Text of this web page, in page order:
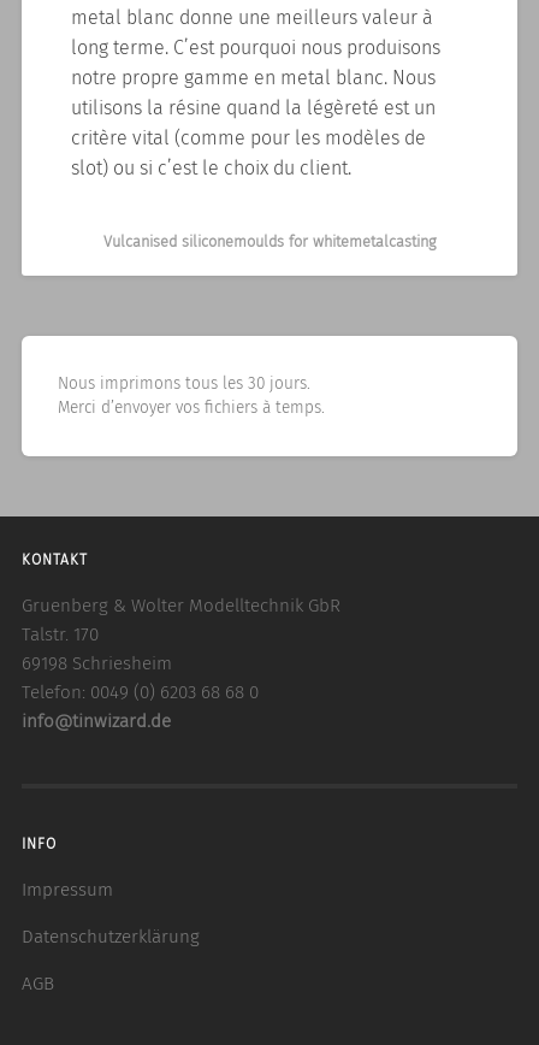
metal blanc donne une meilleurs valeur à
long terme. C’est pourquoi nous produisons
notre propre gamme en metal blanc. Nous
utilisons la résine quand la légèreté est un
critère vital (comme pour les modèles de
slot) ou si c’est le choix du client.
Vulcanised siliconemoulds for whitemetalcasting
Nous imprimons tous les 30 jours.
Merci d’envoyer vos fichiers à temps.
KONTAKT
Gruenberg & Wolter Modelltechnik GbR
Talstr. 170
69198 Schriesheim
Telefon: 0049 (0) 6203 68 68 0
info@tinwizard.de
INFO
Impressum
Datenschutzerklärung
AGB